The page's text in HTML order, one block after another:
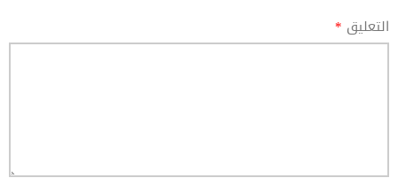
التعليق *